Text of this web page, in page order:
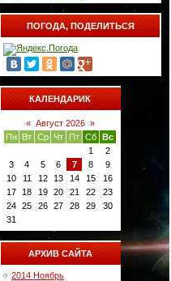
ПОГОДА, ПОДЕЛИТЬСЯ
КАЛЕНДАРИК
« Август 2026 »
Пн Вт Ср Чт Пт Сб Вс
1
2
3
4 5 6 7 8
9
10
11 12 13 14 15
16
17
18 19 20 21 22
23
24 25 26 27 28 29
30
31
АРХИВ САЙТА
2014 Ноябрь